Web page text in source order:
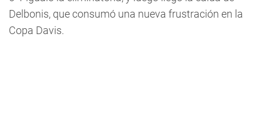
Delbonis, que consumó una nueva frustración en la
Copa Davis.